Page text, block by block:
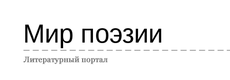
Мир поэзии